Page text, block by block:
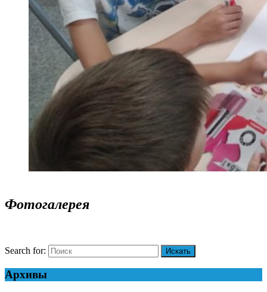
Фотогалерея
Search for:
Архивы